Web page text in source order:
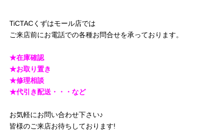
TiCTACくずはモール店では
ご来店前にお電話での各種お問合せを承っております。
★在庫確認
★お取り置き
★修理相談
★代引き配送・・・など
お気軽にお問い合わせ下さい♪
皆様のご来店お待ちしております!